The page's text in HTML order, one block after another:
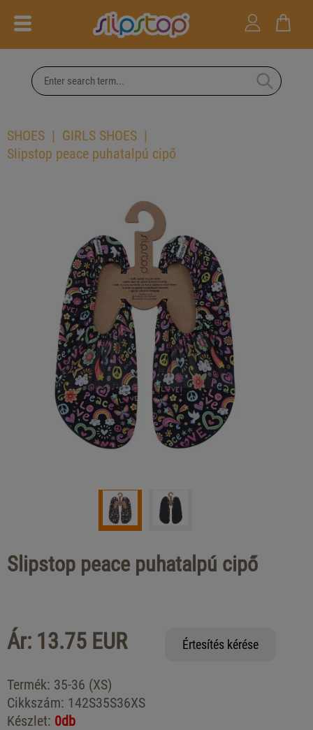
SHOES
GIRLS SHOES
Slipstop peace puhatalpú cipő
Slipstop peace puhatalpú cipő
Ár: 13.75 EUR Értesítés kérése
Termék: 35-36 (XS)
Cikkszám: 142S35S36XS
Készlet: 0db